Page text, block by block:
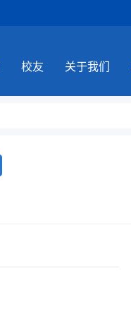
校友 关于我们